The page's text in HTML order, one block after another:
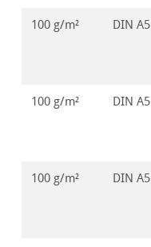
100 g/m² DIN A5
100 g/m² DIN A5
100 g/m² DIN A5